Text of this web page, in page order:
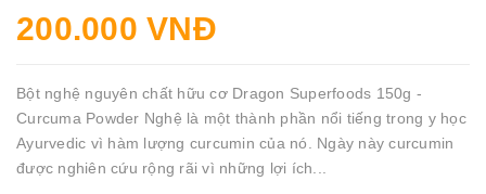
200.000 VNĐ
Bột nghệ nguyên chất hữu cơ Dragon Superfoods 150g -
Curcuma Powder Nghệ là một thành phần nổi tiếng trong y học
Ayurvedic vì hàm lượng curcumin của nó. Ngày này curcumin
được nghiên cứu rộng rãi vì những lợi ích...